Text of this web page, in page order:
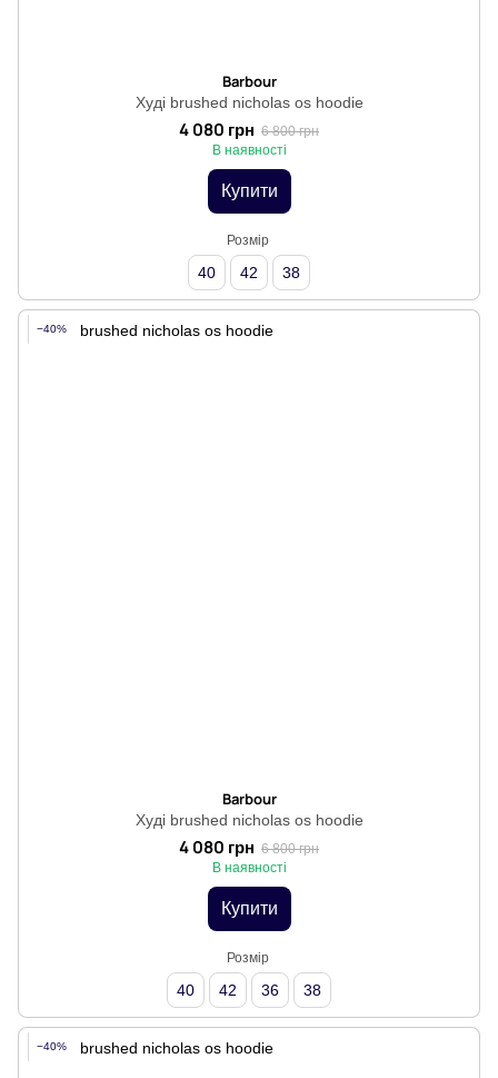
Barbour
Худі brushed nicholas os hoodie
4 080 грн 6 800 грн
В наявності
Купити
Розмір
40 42 38
−40%
Barbour
Худі brushed nicholas os hoodie
4 080 грн 6 800 грн
В наявності
Купити
Розмір
40 42 36 38
−40%